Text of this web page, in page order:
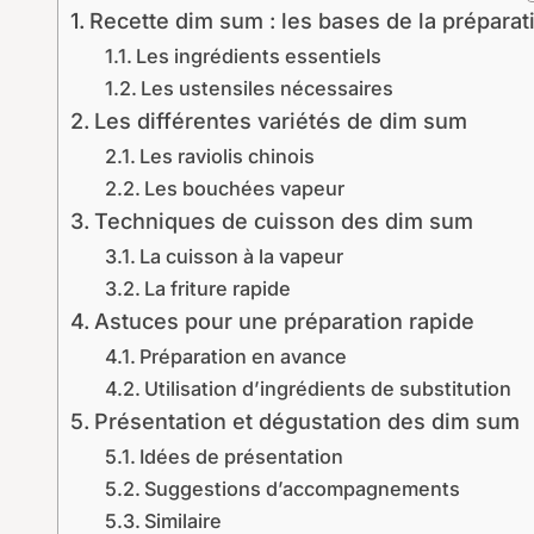
Recette dim sum : les bases de la
Les ingrédients essentiels
Les ustensiles nécessaires
Les différentes variétés de dim sum
Les raviolis chinois
Les bouchées vapeur
Techniques de cuisson des dim sum
La cuisson à la vapeur
La friture rapide
Astuces pour une préparation rapide
Préparation en avance
Utilisation d’ingrédients de substitution
Présentation et dégustation des dim sum
Idées de présentation
Suggestions d’accompagnements
Similaire